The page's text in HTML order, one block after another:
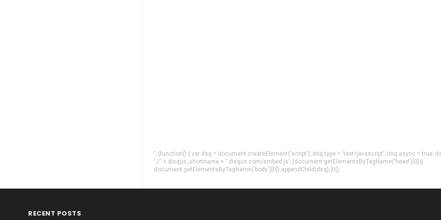
'; (function() { var dsq = document.createElement('script'); dsq.type = 'text/javascript'; dsq.async = true;
'//' + disqus_shortname + '.disqus.com/embed.js'; (document.getElementsByTagName('head')[0] ||
document.getElementsByTagName('body')[0]).appendChild(dsq); })();
RECENT POSTS